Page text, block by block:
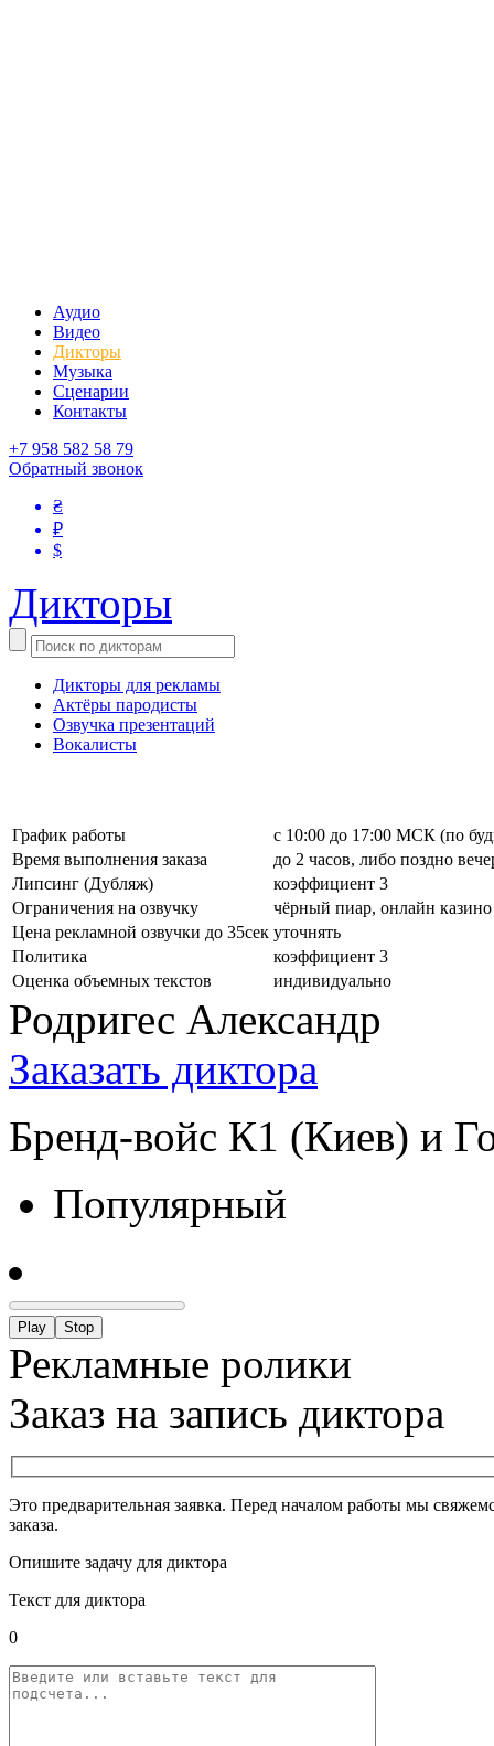
Аудио
Видео
Дикторы
Музыка
Сценарии
Контакты
+7 958 582 58 79
Обратный звонок
₴
₽
$
Дикторы
Дикторы для рекламы
Актёры пародисты
Озвучка презентаций
Вокалисты
График работы
с 10:00 до 17:00 МСК (по
Время выполнения заказа
до 2 часов, либо поздно
Липсинг (Дубляж)
коэффициент 3
Ограничения на озвучку
чёрный пиар, онлайн казино
Цена рекламной озвучки до 35сек уточнять
Политика
коэффициент 3
Оценка объемных текстов
индивидуально
Родригес Александр
Заказать диктора
Бренд-войс К1 (Киев) и
Популярный
Play Stop
Рекламные ролики
Заказ на запись диктора
Это предварительная заявка. Перед началом работы мы
заказа.
Опишите задачу для диктора
Текст для диктора
0